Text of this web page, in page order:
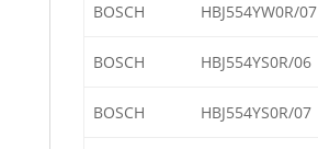
BOSCH HBJ554YW0R/07
BOSCH HBJ554YS0R/06
BOSCH HBJ554YS0R/07